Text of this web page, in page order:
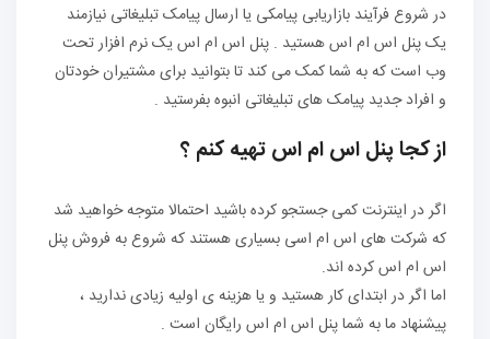
در شروع فرآیند بازاریابی پیامکی یا ارسال پیامک تبلیغاتی نیازمند
یک پنل اس ام اس هستید . پنل اس ام اس یک نرم افزار تحت
وب است که به شما کمک می کند تا بتوانید برای مشتیران خودتان
و افراد جدید پیامک های تبلیغاتی انبوه بفرستید .
از کجا پنل اس ام اس تهیه کنم ؟
اگر در اینترنت کمی جستجو کرده باشید احتمالا متوجه خواهید شد
که شرکت های اس ام اسی بسیاری هستند که شروع به فروش پنل
اس ام اس کرده اند.
اما اگر در ابتدای کار هستید و یا هزینه ی اولیه زیادی ندارید ،
پیشنهاد ما به شما پنل اس ام اس رایگان است .